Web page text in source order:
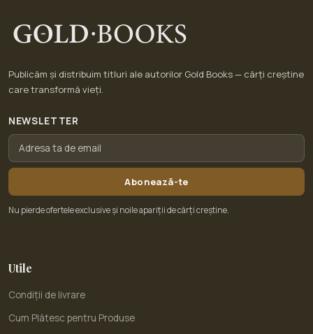
Publicăm și distribuim titluri ale autorilor Gold Books — cărți creștine
care transformă vieți.
NEWSLETTER
Abonează-te
Nu pierde ofertele exclusive și noile apariții de cărți creștine.
Utile
Condiții de livrare
Cum Plătesc pentru Produse